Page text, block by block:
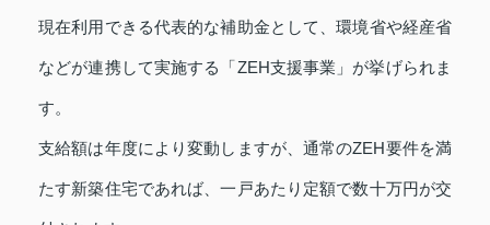
現在利用できる代表的な補助金として、環境省や経産省
などが連携して実施する「ZEH支援事業」が挙げられま
す。
支給額は年度により変動しますが、通常のZEH要件を満
たす新築住宅であれば、一戸あたり定額で数十万円が交